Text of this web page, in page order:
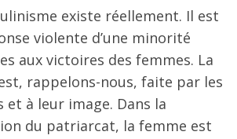
existe réellement. Il est
violente d’une minorité
aux victoires des femmes. La
rappelons-nous, faite par les
et à leur image. Dans la
du patriarcat, la femme est